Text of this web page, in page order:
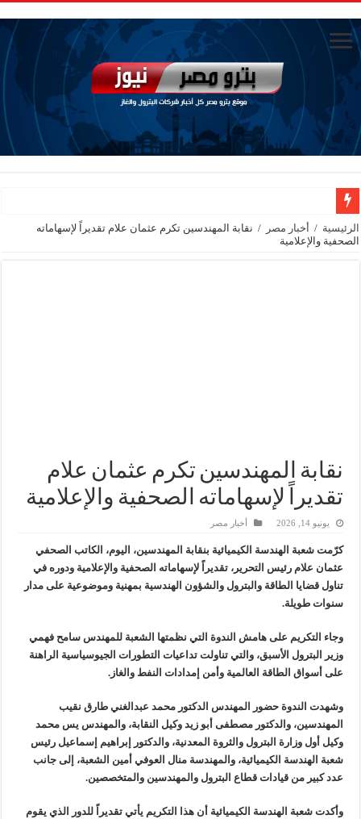
الوزير يدعوا لاجتماع مع الشركاء الاسبوع القادم
أكبا تبدأ تصدير 60 ألف طن من زيوت المحركات البحرية للأسواق الخارجية
الرئيسية / أخبار مصر / نقابة المهندسين تكرم عثمان علام تقديراً لإسهاماته
الصحفية والإعلامية
نقابة المهندسين تكرم عثمان علام
تقديراً لإسهاماته الصحفية والإعلامية
يونيو 14, 2026 أخبار مصر
كرّمت شعبة الهندسة الكيميائية بنقابة المهندسين، اليوم، الكاتب الصحفي
عثمان علام رئيس التحرير، تقديراً لإسهاماته الصحفية والإعلامية ودوره في
تناول قضايا الطاقة والبترول والشؤون الهندسية بمهنية وموضوعية على مدار
سنوات طويلة.
وجاء التكريم على هامش الندوة التي نظمتها الشعبة للمهندس سامح فهمي
وزير البترول الأسبق، والتي تناولت تداعيات التطورات الجيوسياسية الراهنة
على أسواق الطاقة العالمية وأمن إمدادات النفط والغاز.
وشهدت الندوة حضور المهندس الدكتور محمد عبدالغني طارق نقيب
المهندسين، والدكتور مصطفى أبو زيد وكيل النقابة، والمهندس يس محمد
وكيل أول وزارة البترول والثروة المعدنية، والدكتور إبراهيم إسماعيل رئيس
شعبة الهندسة الكيميائية، والمهندسة منال العوفي أمين الشعبة، إلى جانب
عدد كبير من قيادات قطاع البترول والمهندسين والمتخصصين.
وأكدت شعبة الهندسة الكيميائية أن هذا التكريم يأتي تقديراً للدور الذي يقوم